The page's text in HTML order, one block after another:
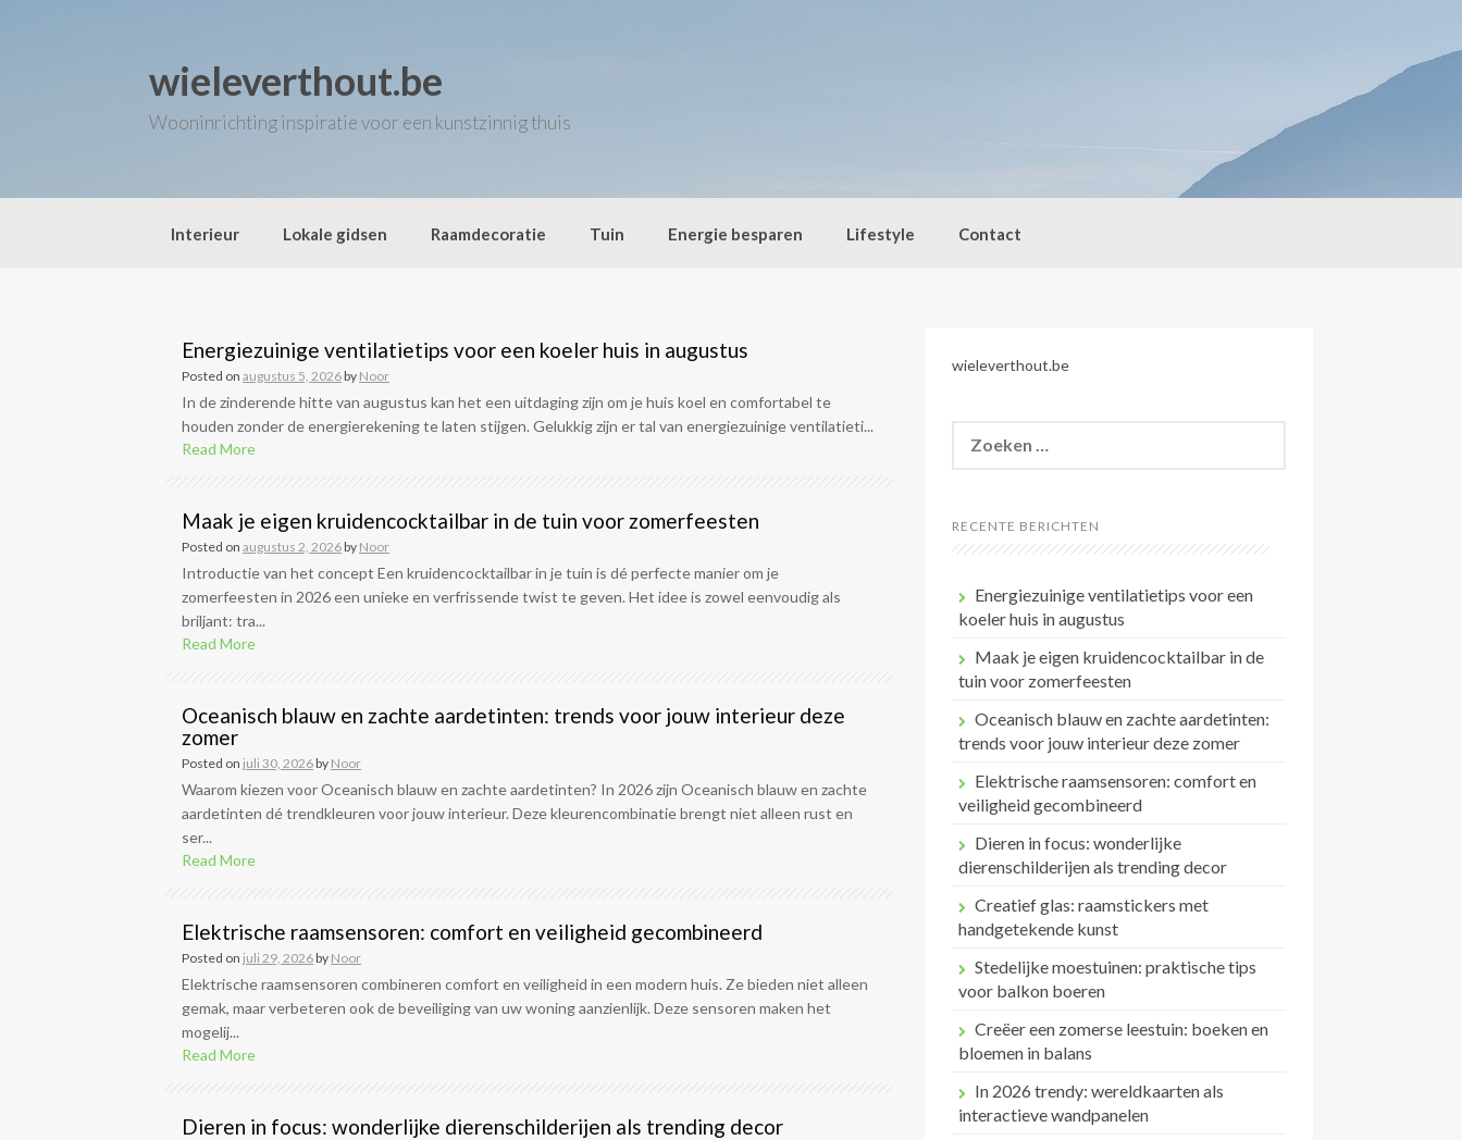
wieleverthout.be
Wooninrichting inspiratie voor een kunstzinnig thuis
Interieur Lokale gidsen Raamdecoratie Tuin Energie besparen Lifestyle Contact
Energiezuinige ventilatietips voor een koeler huis in augustus
Posted on augustus 5, 2026by Noor
In de zinderende hitte van augustus kan het een uitdaging zijn om je huis koel en comfortabel te
houden zonder de energierekening te laten stijgen. Gelukkig zijn er tal van energiezuinige ventilatieti...
Read More
Maak je eigen kruidencocktailbar in de tuin voor zomerfeesten
Posted on augustus 2, 2026by Noor
Introductie van het concept Een kruidencocktailbar in je tuin is dé perfecte manier om je
zomerfeesten in 2026 een unieke en verfrissende twist te geven. Het idee is zowel eenvoudig als
briljant: tra...
Read More
Oceanisch blauw en zachte aardetinten: trends voor jouw interieur deze
zomer
Posted on juli 30, 2026by Noor
Waarom kiezen voor Oceanisch blauw en zachte aardetinten? In 2026 zijn Oceanisch blauw en zachte
aardetinten dé trendkleuren voor jouw interieur. Deze kleurencombinatie brengt niet alleen rust en
ser...
Read More
Elektrische raamsensoren: comfort en veiligheid gecombineerd
Posted on juli 29, 2026by Noor
Elektrische raamsensoren combineren comfort en veiligheid in een modern huis. Ze bieden niet alleen
gemak, maar verbeteren ook de beveiliging van uw woning aanzienlijk. Deze sensoren maken het
mogelij...
Read More
Dieren in focus: wonderlijke dierenschilderijen als trending decor
wieleverthout.be
naar:
RECENTE BERICHTEN
Energiezuinige ventilatietips voor een
koeler huis in augustus
Maak je eigen kruidencocktailbar in de
tuin voor zomerfeesten
Oceanisch blauw en zachte aardetinten:
trends voor jouw interieur deze zomer
Elektrische raamsensoren: comfort en
veiligheid gecombineerd
Dieren in focus: wonderlijke
dierenschilderijen als trending decor
Creatief glas: raamstickers met
handgetekende kunst
Stedelijke moestuinen: praktische tips
voor balkon boeren
Creëer een zomerse leestuin: boeken en
bloemen in balans
In 2026 trendy: wereldkaarten als
interactieve wandpanelen